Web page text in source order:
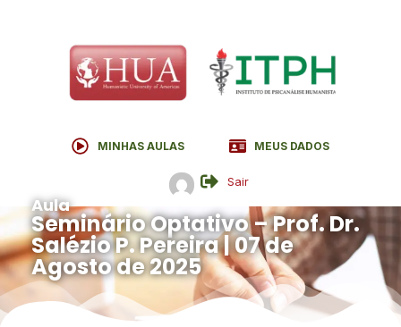
MINHAS AULAS MEUS DADOS
Sair
Aula
Seminário Optativo – Prof. Dr.
Salézio P. Pereira | 07 de
Agosto de 2025